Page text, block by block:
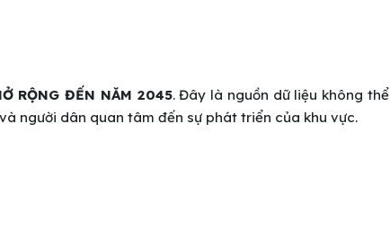
RỘNG ĐẾN NĂM 2045. Đây là nguồn dữ liệu không thể
người dân quan tâm đến sự phát triển của khu vực.